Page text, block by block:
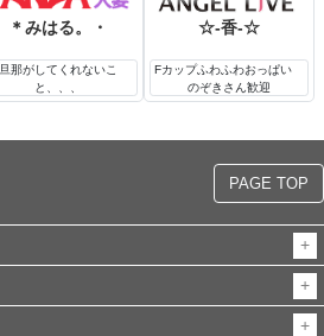
＊みはる。・
旦那がしてくれないこ
と、、、
☆-香-☆
Fカップふわふわおっぱい
のぞきさん歓迎
PAGE TOP